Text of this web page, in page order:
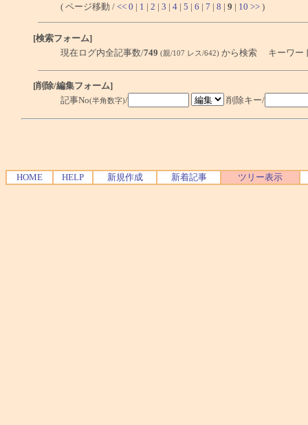
( ページ移動 / << 0 | 1 | 2 | 3 | 4 | 5 | 6 | 7 | 8 | 9 | 10 >> )
[検索フォーム]
現在ログ内全記事数/749 (親/107 レス/642) から検索 キーワー
[削除/編集フォーム]
記事No(半角数字)/ 削除キー/
HOME HELP 新規作成 新着記事 ツリー表示